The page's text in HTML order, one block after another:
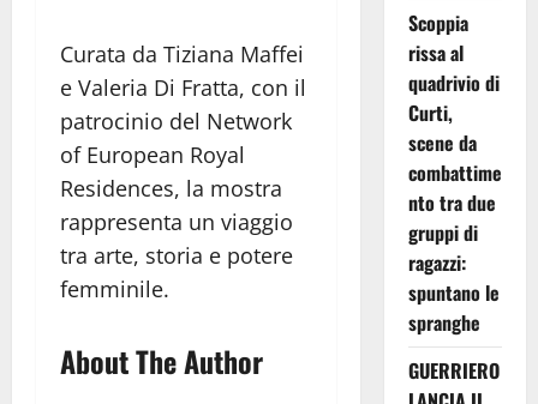
Curata da Tiziana Maffei
e Valeria Di Fratta, con il
patrocinio del Network
of European Royal
Residences, la mostra
rappresenta un viaggio
tra arte, storia e potere
femminile.
About The Author
Scoppia
rissa al
quadrivio di
Curti,
scene da
combattime
nto tra due
gruppi di
ragazzi:
spuntano le
spranghe
GUERRIERO